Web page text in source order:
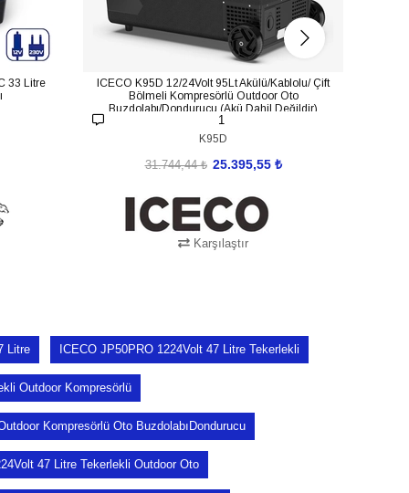
33 Litre
ICECO K95D 12/24Volt 95Lt Akülü/Kablolu/ Çift
Bölmeli Kompresörlü Outdoor Oto
Buzdolabı/Dondurucu (Akü Dahil Değildir)
1
K95D
25.395,55 ₺
31.744,44 ₺
Karşılaştır
Litre ICECO JP50PRO 1224Volt 47 Litre Tekerlekli
Outdoor Kompresörlü
Kompresörlü Oto BuzdolabıDondurucu
47 Litre Tekerlekli Outdoor Oto